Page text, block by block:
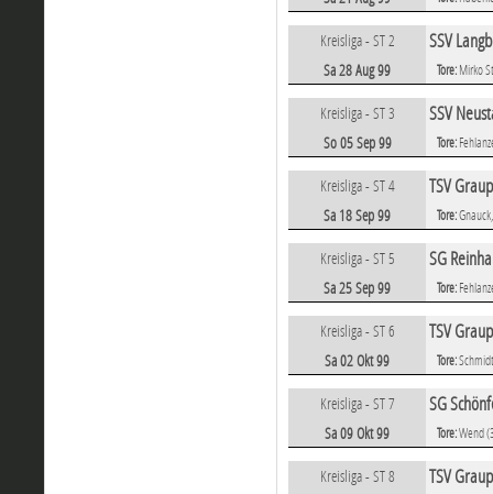
Kreisliga - ST 2 SSV
Sa 28 Aug 99 Tore: Mirko
Kreisliga - ST 3 SSV
So 05 Sep 99 Tore:
Kreisliga - ST 4 TSV
Sa 18 Sep 99 Tore:
Kreisliga - ST 5 SG
Sa 25 Sep 99 Tore:
Kreisliga - ST 6 TSV
Sa 02 Okt 99 Tore:
Kreisliga - ST 7 SG
Sa 09 Okt 99 Tore:Wend
Kreisliga - ST 8 TSV